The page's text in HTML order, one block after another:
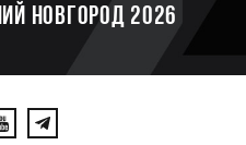
НОВГОРОД 2026